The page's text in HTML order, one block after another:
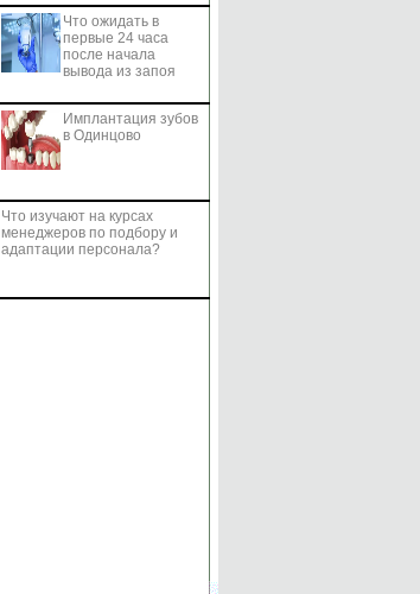
Что ожидать в
первые 24 часа
после начала
вывода из запоя
Имплантация зубов
в Одинцово
Что изучают на курсах
менеджеров по подбору и
адаптации персонала?